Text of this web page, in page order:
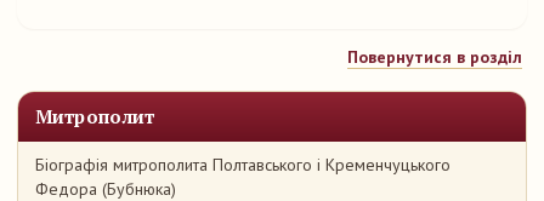
Митрополит
Біографія митрополита Полтавського і Кременчуцького
Федора (Бубнюка)
Повернутися в розділ